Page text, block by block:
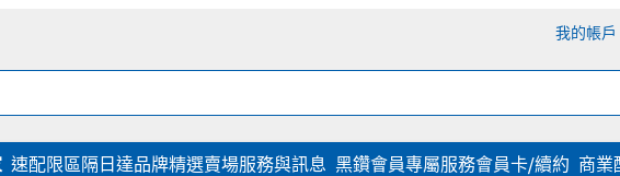
我的帳戶
速配限區隔日達品牌精選賣場服務與訊息 黑鑽會員專屬服務會員卡/續約 商業